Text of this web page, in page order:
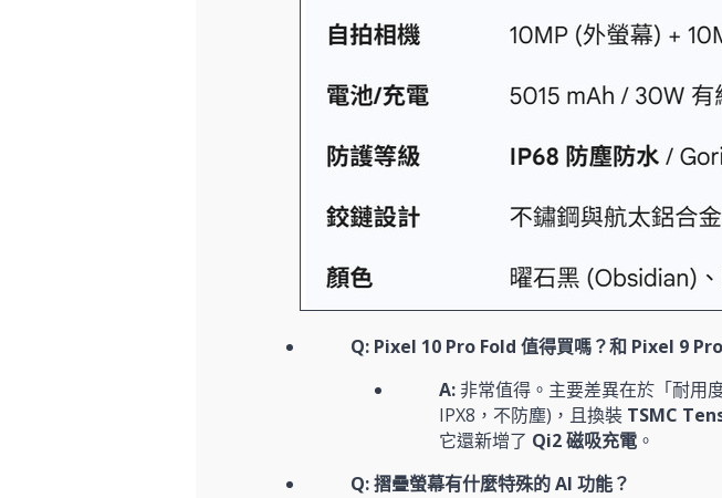
Q: Pixel 10 Pro Fold 值得買嗎？和 Pixel 9
A: 非常值得。主要差異在於「耐用
IPX8，不防塵)，且換裝 TSMC
它還新增了 Qi2 磁吸充電 。
Q: 摺疊螢幕有什麼特殊的 AI 功能？